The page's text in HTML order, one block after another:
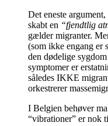
Det eneste
skabt en “fjendtlig
gælder migranter.
(som ikke engang er
den dødelige
symptomer er
således IKKE
orkestrerer
I Belgien behøver
“vibrationer” er nok